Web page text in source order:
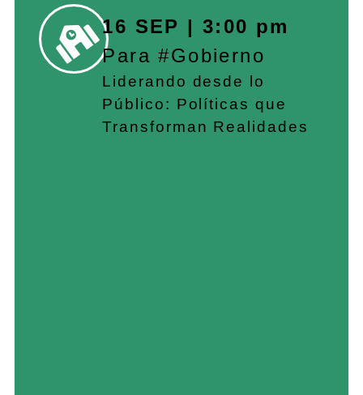
16 SEP | 3:00 pm
Para #Gobierno
Liderando desde lo
Público: Políticas que
Transforman Realidades